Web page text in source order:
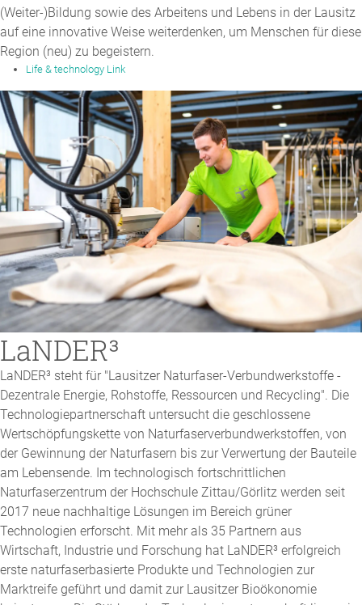
(Weiter-)Bildung sowie des Arbeitens und Lebens in der Lausitz
auf eine innovative Weise weiterdenken, um Menschen für diese
Region (neu) zu begeistern.
Life & technology Link
LaNDER³
LaNDER³ steht für "Lausitzer Naturfaser-Verbundwerkstoffe -
Dezentrale Energie, Rohstoffe, Ressourcen und Recycling". Die
Technologiepartnerschaft untersucht die geschlossene
Wertschöpfungskette von Naturfaserverbundwerkstoffen, von
der Gewinnung der Naturfasern bis zur Verwertung der Bauteile
am Lebensende. Im technologisch fortschrittlichen
Naturfaserzentrum der Hochschule Zittau/Görlitz werden seit
2017 neue nachhaltige Lösungen im Bereich grüner
Technologien erforscht. Mit mehr als 35 Partnern aus
Wirtschaft, Industrie und Forschung hat LaNDER³ erfolgreich
erste naturfaserbasierte Produkte und Technologien zur
Marktreife geführt und damit zur Lausitzer Bioökonomie